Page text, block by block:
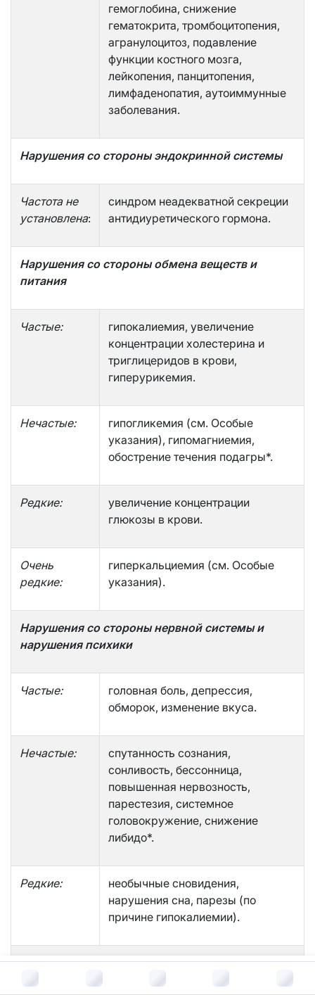
В корзину за
гемоглобина, снижение
гематокрита, тромбоцитопения,
агранулоцитоз, подавление
функции костного мозга,
лейкопения, панцитопения,
лимфаденопатия, аутоиммунные
заболевания.
Нарушения со стороны эндокринной системы
Частота не
установлена:
синдром неадекватной секреции
антидиуретического гормона.
Нарушения со стороны обмена веществ и
питания
Частые:
гипокалиемия, увеличение
концентрации холестерина и
триглицеридов в крови,
гиперурикемия.
Нечастые:
гипогликемия (см. Особые
указания), гипомагниемия,
обострение течения подагры*.
Редкие:
увеличение концентрации
глюкозы в крови.
Очень
редкие:
гиперкальциемия (см. Особые
указания).
Нарушения со стороны нервной системы и
нарушения психики
Частые:
головная боль, депрессия,
обморок, изменение вкуса.
Нечастые:
спутанность сознания,
сонливость, бессонница,
повышенная нервозность,
парестезия, системное
головокружение, снижение
либидо*.
Редкие:
необычные сновидения,
нарушения сна, парезы (по
причине гипокалиемии).
Нарушения со стороны органа зрения